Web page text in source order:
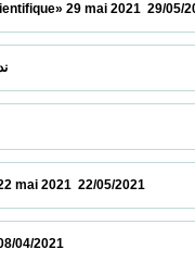
scientifique» 29 mai
22 mai 2021  22/
08/04/2021